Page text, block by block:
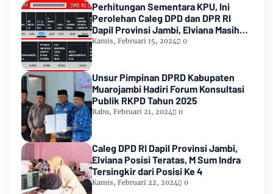
Perhitungan Sementara KPU, Ini
Perolehan Caleg DPD dan DPR RI
Dapil Provinsi Jambi, Elviana Masih
Urutan Kedua Teratas
Kamis, Februari 15, 2024 0
Unsur Pimpinan DPRD Kabupaten
Muarojambi Hadiri Forum Konsultasi
Publik RKPD Tahun 2025
Rabu, Februari 21, 2024 0
Caleg DPD RI Dapil Provinsi Jambi,
Elviana Posisi Teratas, M Sum Indra
Tersingkir dari Posisi Ke 4
Kamis, Februari 22, 2024 0